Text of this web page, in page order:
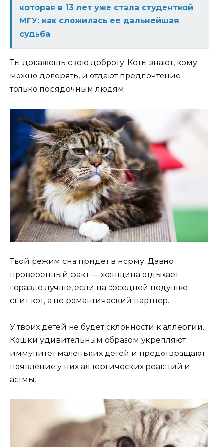
которая в 13 лет уже стала студенткой
МГУ: как сложилась ее дальнейшая
судьба
Ты докажешь свою доброту. Коты знают, кому
можно доверять, и отдают предпочтение
только порядочным людям.
Твой режим сна придет в норму. Давно
проверенный факт — женщина отдыхает
гораздо лучше, если на соседней подушке
спит кот, а не романтический партнер.
У твоих детей не будет склонности к аллергии.
Кошки удивительным образом укрепляют
иммунитет маленьких детей и предотвращают
появление у них аллергических реакций и
астмы.